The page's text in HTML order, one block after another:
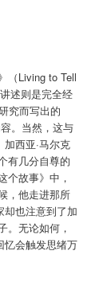
（Living to Tell
述则是完全经
究而写出的
。当然，这与
西亚·马尔克
有几分自尊的
个故事》中，
，他走进那所
却也注意到了加
。无论如何，
忆会触发思绪万